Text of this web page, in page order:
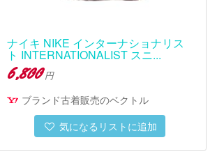
ナイキ NIKE インターナショナリス
ト INTERNATIONALIST スニ...
6,800 円
ブランド古着販売のベクトル
気になるリストに追加